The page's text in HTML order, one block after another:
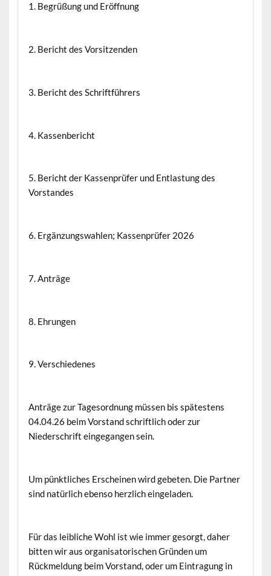
1. Begrüßung und Eröffnung
2. Bericht des Vorsitzenden
3. Bericht des Schriftführers
4. Kassenbericht
5. Bericht der Kassenprüfer und Entlastung des
Vorstandes
6. Ergänzungswahlen; Kassenprüfer 2026
7. Anträge
8. Ehrungen
9. Verschiedenes
Anträge zur Tagesordnung müssen bis spätestens
04.04.26 beim Vorstand schriftlich oder zur
Niederschrift eingegangen sein.
Um pünktliches Erscheinen wird gebeten. Die Partner
sind natürlich ebenso herzlicheingeladen.
Für das leibliche Wohl ist wie immer gesorgt, daher
bitten wir aus organisatorischen Gründen um
Rückmeldung beim Vorstand, oder um Eintragung in